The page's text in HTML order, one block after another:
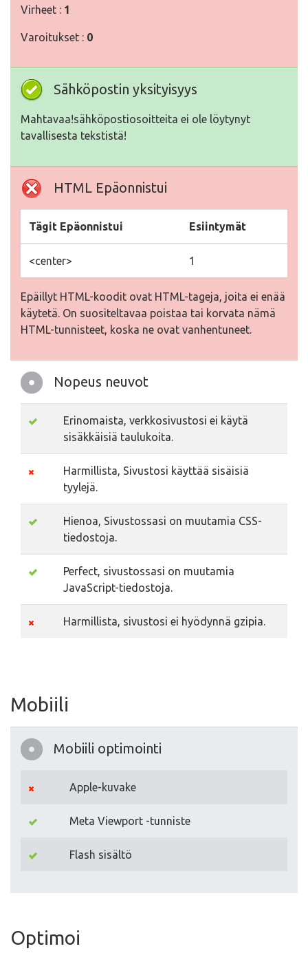
Virheet : 1
Varoitukset : 0
Sähköpostin yksityisyys
Mahtavaa!sähköpostiosoitteita ei ole löytynyt
tavallisesta tekstistä!
HTML Epäonnistui
Tägit Epäonnistui Esiintymät
<center> 1
Epäillyt HTML-koodit ovat HTML-tageja, joita ei enää
käytetä. On suositeltavaa poistaa tai korvata nämä
HTML-tunnisteet, koska ne ovat vanhentuneet.
Nopeus neuvot
Erinomaista, verkkosivustosi ei käytä
sisäkkäisiä taulukoita.
Harmillista, Sivustosi käyttää sisäisiä
tyylejä.
Hienoa, Sivustossasi on muutamia CSS-
tiedostoja.
Perfect, sivustossasi on muutamia
JavaScript-tiedostoja.
Harmillista, sivustosi ei hyödynnä gzipia.
Mobiili
Mobiili optimointi
Apple-kuvake
Meta Viewport -tunniste
Flash sisältö
Optimoi